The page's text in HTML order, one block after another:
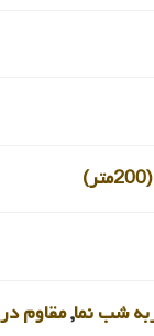
شب نما,مقاوم